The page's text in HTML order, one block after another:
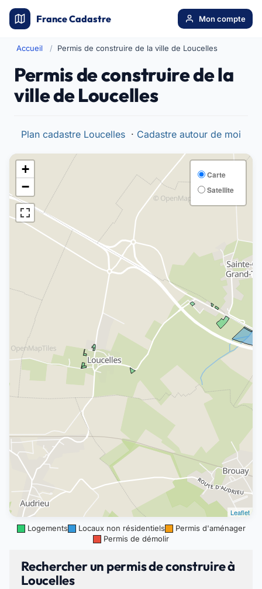
France Cadastre Mon compte
Accueil Permis de construire de la ville de Loucelles
Permis de construire de la
ville de Loucelles
Plan cadastre Loucelles · Cadastre autour de moi
+
−
Carte
Satellite
Leaflet
Logements
Locaux non résidentiels
Permis d'aménager
Permis de démolir
Rechercher un permis de construire à
Loucelles